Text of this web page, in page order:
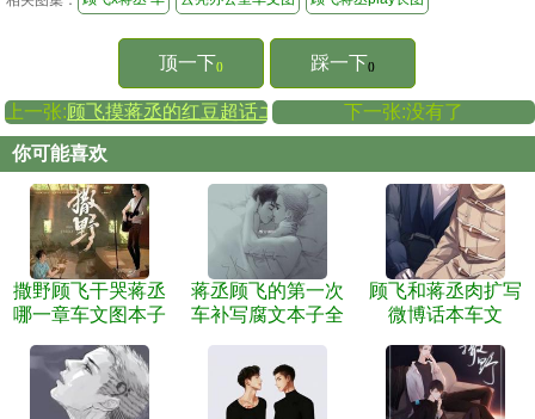
顶一下() 踩一下()
上一张:顾飞摸蒋丞的红豆超话エロ车文 下一张:没有了
你可能喜欢
撒野顾飞干哭蒋丞
哪一章车文图本子
蒋丞顾飞的第一次
车补写腐文本子全
顾飞和蒋丞肉扩写
微博话本车文